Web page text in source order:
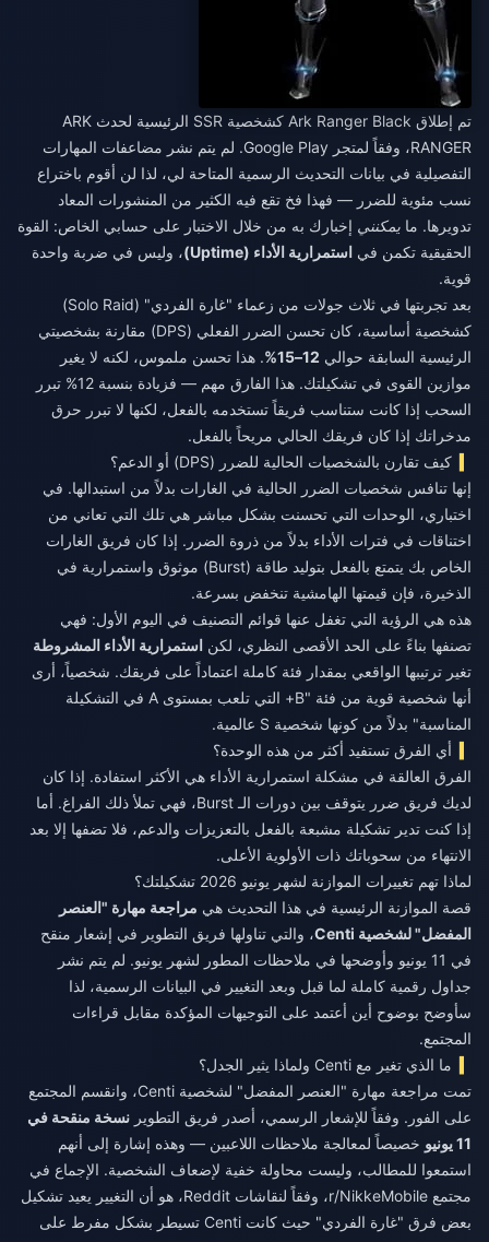
تم إطلاق Ark Ranger Black كشخصية SSR الرئيسية لحدث ARK
RANGER، وفقاً لمتجر Google Play. لم يتم نشر مضاعفات المهارات
التفصيلية في بيانات التحديث الرسمية المتاحة لي، لذا لن أقوم باختراع
نسب مئوية للضرر — فهذا فخ تقع فيه الكثير من المنشورات المعاد
تدويرها. ما يمكنني إخبارك به من خلال الاختبار على حسابي الخاص: القوة
الحقيقية تكمن في استمرارية الأداء (Uptime)
، وليس في ضربة واحدة
قوية.
بعد تجربتها في ثلاث جولات من زعماء "غارة الفردي" (Solo Raid)
كشخصية أساسية، كان تحسن الضرر الفعلي (DPS) مقارنة بشخصيتي
الرئيسية السابقة حوالي 12–15%
. هذا تحسن ملموس، لكنه لا يغير
موازين القوى في تشكيلتك. هذا الفارق مهم — فزيادة بنسبة 12% تبرر
السحب إذا كانت ستناسب فريقاً تستخدمه بالفعل، لكنها لا تبرر حرق
مدخراتك إذا كان فريقك الحالي مريحاً بالفعل.
كيف تقارن بالشخصيات الحالية للضرر (DPS) أو الدعم؟
إنها تنافس شخصيات الضرر الحالية في الغارات بدلاً من استبدالها. في
اختباري، الوحدات التي تحسنت بشكل مباشر هي تلك التي تعاني من
اختناقات في فترات الأداء بدلاً من ذروة الضرر. إذا كان فريق الغارات
الخاص بك يتمتع بالفعل بتوليد طاقة (Burst) موثوق واستمرارية في
الذخيرة، فإن قيمتها الهامشية تنخفض بسرعة.
هذه هي الرؤية التي تغفل عنها قوائم التصنيف في اليوم الأول: فهي
تصنفها بناءً على الحد الأقصى النظري، لكن استمرارية الأداء المشروطة
تغير ترتيبها الواقعي بمقدار فئة كاملة اعتماداً على فريقك. شخصياً، أرى
أنها شخصية قوية من فئة "B+ التي تلعب بمستوى A في التشكيلة
المناسبة" بدلاً من كونها شخصية S عالمية.
أي الفرق تستفيد أكثر من هذه الوحدة؟
الفرق العالقة في مشكلة استمرارية الأداء هي الأكثر استفادة. إذا كان
لديك فريق ضرر يتوقف بين دورات الـ Burst، فهي تملأ ذلك الفراغ. أما
إذا كنت تدير تشكيلة مشبعة بالفعل بالتعزيزات والدعم، فلا تضفها إلا بعد
الانتهاء من سحوباتك ذات الأولوية الأعلى.
لماذا تهم تغييرات الموازنة لشهر يونيو 2026 تشكيلتك؟
قصة الموازنة الرئيسية في هذا التحديث هي مراجعة مهارة "العنصر
المفضل" لشخصية Centi
، والتي تناولها فريق التطوير في إشعار منقح
في 11 يونيو وأوضحها في ملاحظات المطور لشهر يونيو. لم يتم نشر
جداول رقمية كاملة لما قبل وبعد التغيير في البيانات الرسمية، لذا
سأوضح بوضوح أين أعتمد على التوجيهات المؤكدة مقابل قراءات
المجتمع.
ما الذي تغير مع Centi ولماذا يثير الجدل؟
تمت مراجعة مهارة "العنصر المفضل" لشخصية Centi، وانقسم المجتمع
على الفور. وفقاً للإشعار الرسمي، أصدر فريق التطوير نسخة منقحة في
11 يونيو
خصيصاً لمعالجة ملاحظات اللاعبين — وهذه إشارة إلى أنهم
استمعوا للمطالب، وليست محاولة خفية لإضعاف الشخصية. الإجماع في
مجتمع r/NikkeMobile، وفقاً لنقاشات Reddit، هو أن التغيير يعيد تشكيل
بعض فرق "غارة الفردي" حيث كانت Centi تسيطر بشكل مفرط على